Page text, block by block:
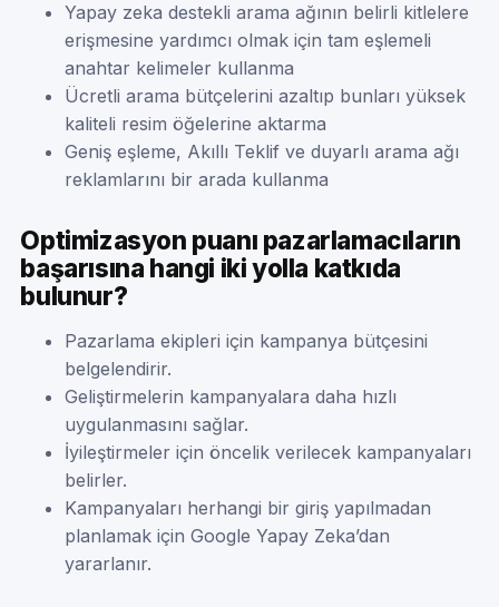
Yapay zeka destekli arama ağının belirli kitlelere
erişmesine yardımcı olmak için tam eşlemeli
anahtar kelimeler kullanma
Ücretli arama bütçelerini azaltıp bunları yüksek
kaliteli resim öğelerine aktarma
Geniş eşleme, Akıllı Teklif ve duyarlı arama ağı
reklamlarını bir arada kullanma
Optimizasyon puanı pazarlamacıların
başarısına hangi iki yolla katkıda
bulunur?
Pazarlama ekipleri için kampanya bütçesini
belgelendirir.
Geliştirmelerin kampanyalara daha hızlı
uygulanmasını sağlar.
İyileştirmeler için öncelik verilecek kampanyaları
belirler.
Kampanyaları herhangi bir giriş yapılmadan
planlamak için Google Yapay Zeka’dan
yararlanır.